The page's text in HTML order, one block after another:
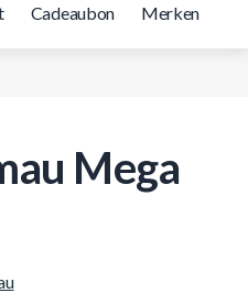
Cadeaubon Merken
Mega